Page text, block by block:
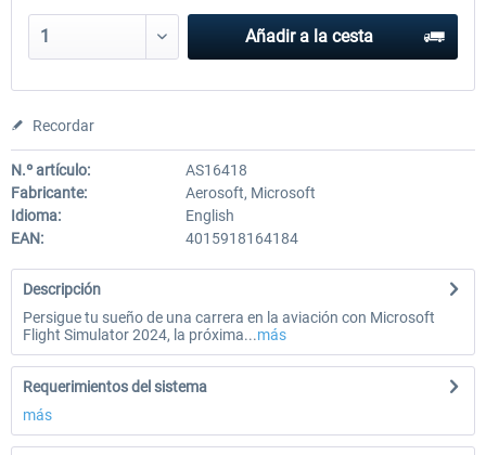
Añadir a la cesta
Recordar
N.º artículo:
AS16418
Fabricante:
Aerosoft, Microsoft
Idioma:
English
EAN:
4015918164184
Descripción
Persigue tu sueño de una carrera en la aviación con Microsoft
Flight Simulator 2024, la próxima...más
Requerimientos del sistema
más